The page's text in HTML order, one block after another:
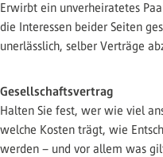
Erwirbt ein unverheiratetes
die Interessen beider Seiten
unerlässlich, selber Verträge
Gesellschaftsvertrag
Halten Sie fest, wer wie viel
welche Kosten trägt, wie
werden – und vor allem was